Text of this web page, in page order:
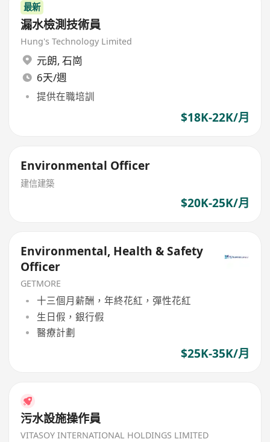
最新
漏水檢測技術員
Hung's Technology Limited
元朗, 石崗
6天/週
提供在職培訓
$18K-22K/月
Environmental Officer
建信建築
$20K-25K/月
Environmental, Health & Safety
Officer
GETMORE
十三個月薪酬，年終花紅，彈性花紅
生日假，銀行假
醫療計劃
$25K-35K/月
污水設施操作員
VITASOY INTERNATIONAL HOLDINGS LIMITED